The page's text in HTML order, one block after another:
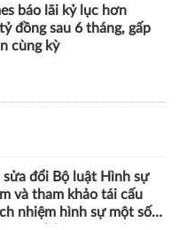
báo lãi kỷ lục hơn
đồng sau 6 tháng, gấp
cùng kỳ
sửa đổi Bộ luật Hình sự
và tham khảo tái cấu
nhiệm hình sự một số